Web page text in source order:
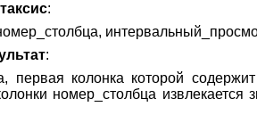
:
:
первая колонка которой
номер_столбца извлекается